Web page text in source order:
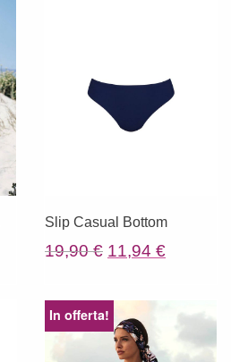
Slip Casual Bottom
19,90€ Il
originale
era:
19,90 €.
11,94 €Il
11,94 €.
In offerta!